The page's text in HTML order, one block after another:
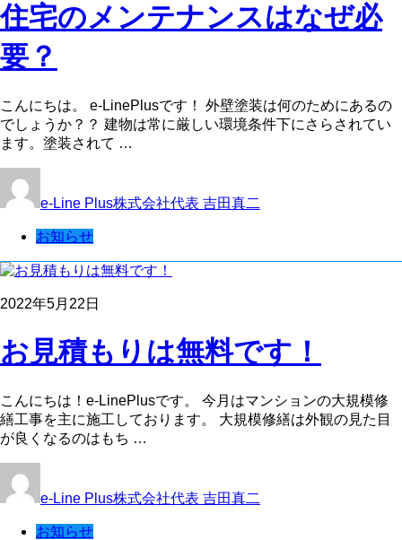
住宅のメンテナンスはなぜ必
要？
こんにちは。 e-LinePlusです！ 外壁塗装は何のためにあるの
でしょうか？？ 建物は常に厳しい環境条件下にさらされてい
ます。塗装されて …
e-Line Plus株式会社代表 吉田真二
お知らせ
2022年5月22日
お見積もりは無料です！
こんにちは！e-LinePlusです。 今月はマンションの大規模修
繕工事を主に施工しております。 大規模修繕は外観の見た目
が良くなるのはもち …
e-Line Plus株式会社代表 吉田真二
お知らせ